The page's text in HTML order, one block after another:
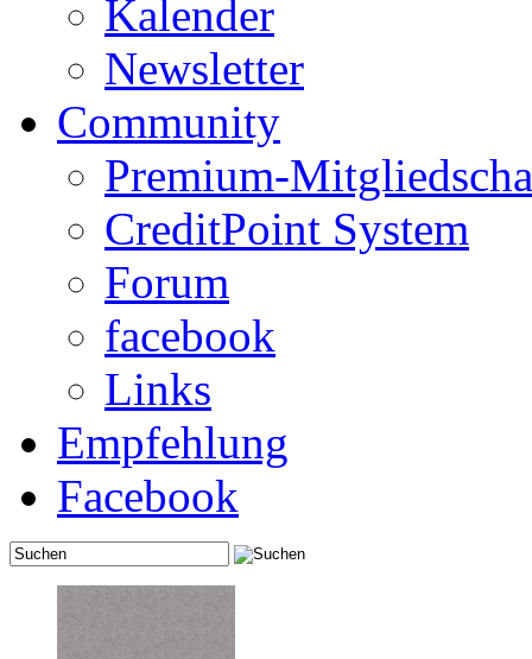
Kalender
Newsletter
Community
Premium-
CreditPoint System
Forum
facebook
Links
Empfehlung
Facebook